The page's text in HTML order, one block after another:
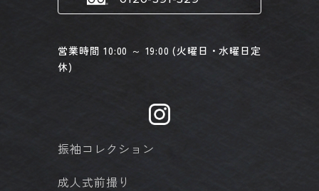
営業時間 10:00 ～ 19:00 (火曜日・水曜日定
休)
振袖コレクション
成人式前撮り